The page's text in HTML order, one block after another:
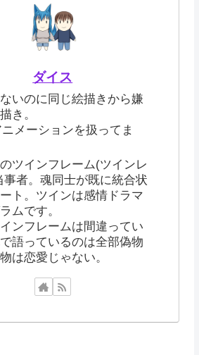
ダイス
いのに同じ絵描きから嫌
き。
メーションを扱ってま
ツインフレーム(ツインレ
事者。魂同士が既に統合状
ト。ツインは感情ドラマ
ムです。
ンフレームは間違ってい
語っているのは全部偽物
は恋愛じゃない。